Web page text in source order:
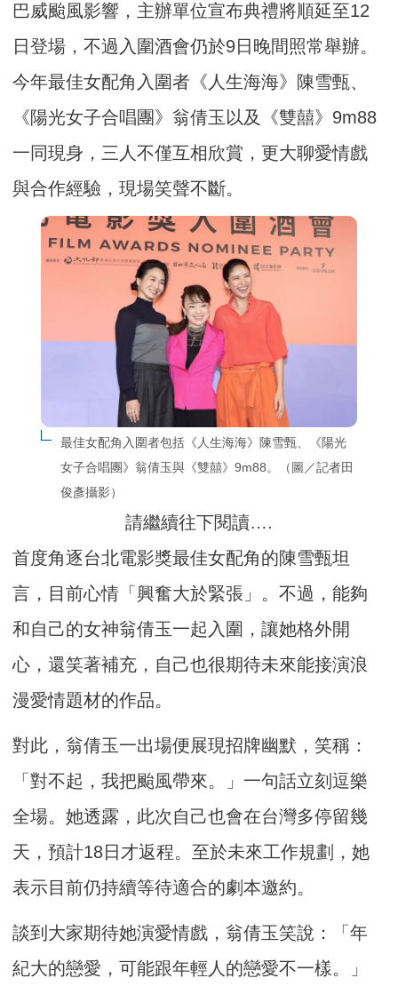
巴威颱風影響，主辦單位宣布典禮將順延至12
日登場，不過入圍酒會仍於9日晚間照常舉辦。
今年最佳女配角入圍者《人生海海》陳雪甄、
《陽光女子合唱團》翁倩玉以及《雙囍》9m88
一同現身，三人不僅互相欣賞，更大聊愛情戲
與合作經驗，現場笑聲不斷。
最佳女配角入圍者包括《人生海海》陳雪甄、《陽光
女子合唱團》翁倩玉與《雙囍》9m88。（圖／記者田
俊彥攝影）
請繼續往下閱讀….
首度角逐台北電影獎最佳女配角的陳雪甄坦
言，目前心情「興奮大於緊張」。不過，能夠
和自己的女神翁倩玉一起入圍，讓她格外開
心，還笑著補充，自己也很期待未來能接演浪
漫愛情題材的作品。
對此，翁倩玉一出場便展現招牌幽默，笑稱：
「對不起，我把颱風帶來。」一句話立刻逗樂
全場。她透露，此次自己也會在台灣多停留幾
天，預計18日才返程。至於未來工作規劃，她
表示目前仍持續等待適合的劇本邀約。
談到大家期待她演愛情戲，翁倩玉笑說：「年
紀大的戀愛，可能跟年輕人的戀愛不一樣。」